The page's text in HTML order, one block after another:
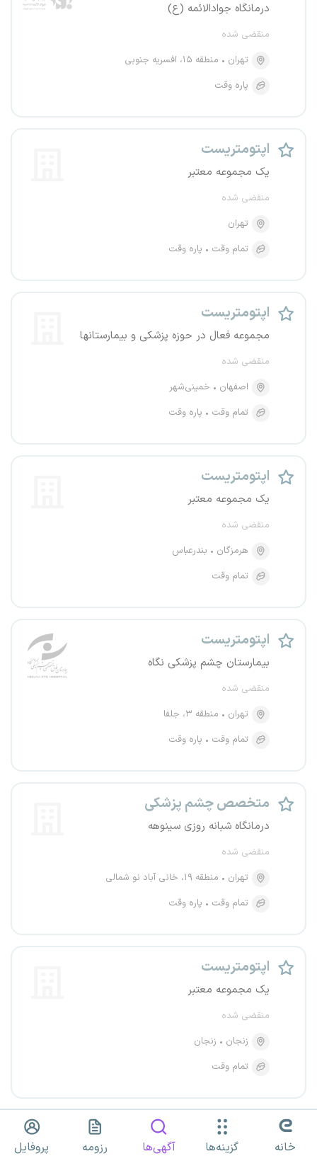
درمانگاه جوادالائمه (ع)
منقضی شده
تهران
منطقه ۱۵، افسریه جنوبی
پاره وقت
اپتومتریست
یک مجموعه معتبر
منقضی شده
تهران
تمام وقت
پاره وقت
اپتومتریست
مجموعه فعال در حوزه پزشکی و بیمارستانها
منقضی شده
اصفهان
خمینی‌شهر
تمام وقت
پاره وقت
اپتومتریست
یک مجموعه معتبر
منقضی شده
هرمزگان
بندرعباس
تمام وقت
اپتومتریست
بیمارستان چشم پزشکی نگاه
منقضی شده
تهران
منطقه ۳، جلفا
تمام وقت
پاره وقت
متخصص چشم پزشکی
درمانگاه شبانه روزی سینوهه
منقضی شده
تهران
منطقه ۱۹، خانی آباد نو شمالی
تمام وقت
پاره وقت
اپتومتریست
یک مجموعه معتبر
منقضی شده
زنجان
زنجان
تمام وقت
اپتومتریست
یک مجموعه معتبر خانه گزینه‌ها آگهی‌ها رزومه پروفایل